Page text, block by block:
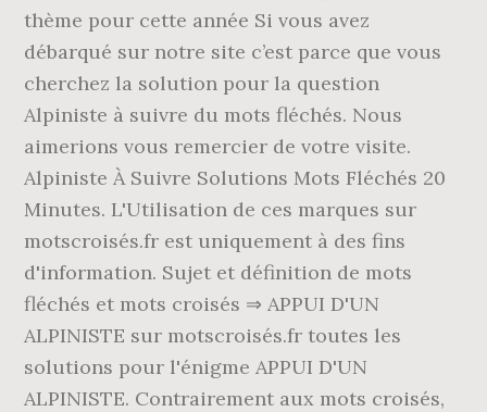
thème pour cette année Si vous avez
débarqué sur notre site c’est parce que vous
cherchez la solution pour la question
Alpiniste à suivre du mots fléchés. Nous
aimerions vous remercier de votre visite.
Alpiniste À Suivre Solutions Mots Fléchés 20
Minutes. L'Utilisation de ces marques sur
motscroisés.fr est uniquement à des fins
d'information. Sujet et définition de mots
fléchés et mots croisés ⇒ APPUI D'UN
ALPINISTE sur motscroisés.fr toutes les
solutions pour l'énigme APPUI D'UN
ALPINISTE. Contrairement aux mots croisés,